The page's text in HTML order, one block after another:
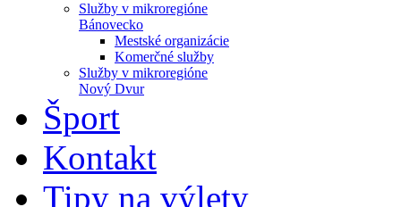
Služby v mikroregióne
Bánovecko
Mestské organizácie
Komerčné služby
Služby v mikroregióne
Nový Dvur
Šport
Kontakt
Tipy na výlety